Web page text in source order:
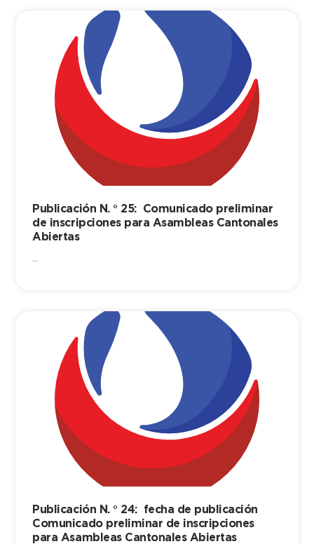
Publicación N. ° 25: Comunicado preliminar
de inscripciones para Asambleas Cantonales
Abiertas
Publicación N. ° 24: fecha de publicación
Comunicado preliminar de inscripciones
para Asambleas Cantonales Abiertas